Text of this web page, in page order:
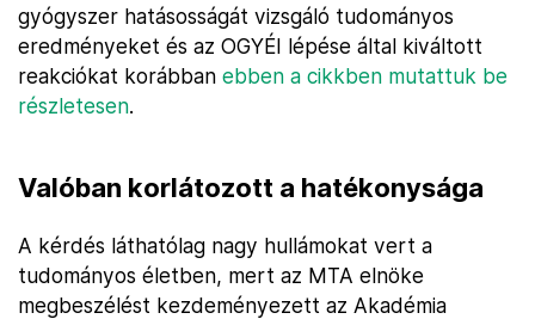
gyógyszer hatásosságát vizsgáló tudományos
eredményeket és az OGYÉI lépése által kiváltott
reakciókat korábban ebben a cikkben mutattuk be
részletesen.
Valóban korlátozott a hatékonysága
A kérdés láthatólag nagy hullámokat vert a
tudományos életben, mert az MTA elnöke
megbeszélést kezdeményezett az Akadémia